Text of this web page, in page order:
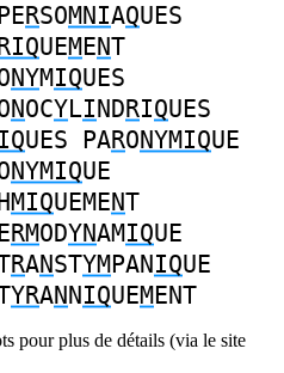
PERSOMNIAQUES
UEMENT
NYMIQUES
NOCYLINDRIQUES
UES PARONYMIQUE
NYMIQUE
MIQUEMENT
RMODYNAMIQUE
RANSTYMPANIQUE
YRANNIQUEMENT
pour plus de détails (via le site